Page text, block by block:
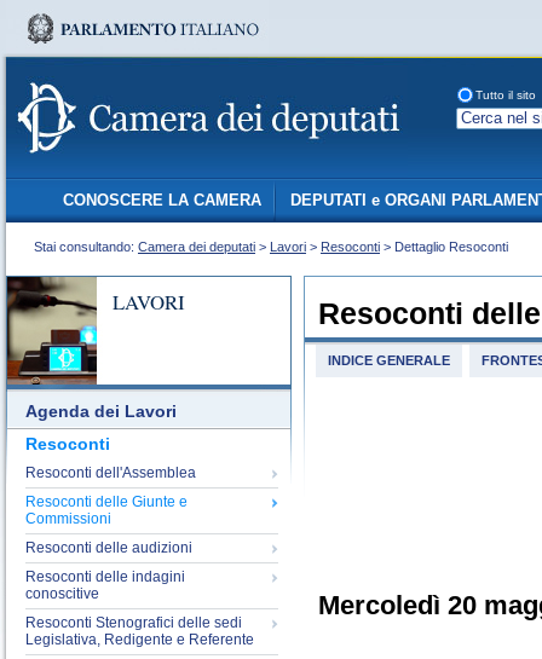
Tutto il sito
CONOSCERE LA CAMERA DEPUTATI e ORGANI
Stai consultando: Camera dei deputati > Lavori > Resoconti > Dettaglio Resoconti
LAVORI
Agenda dei Lavori
Resoconti
Resoconti dell'Assemblea
Resoconti delle Giunte e
Commissioni
Resoconti delle audizioni
Resoconti delle indagini
conoscitive
Resoconti Stenografici delle sedi
Legislativa, Redigente e Referente
Resoconti
INDICE GENERALE
Mercoledì 20